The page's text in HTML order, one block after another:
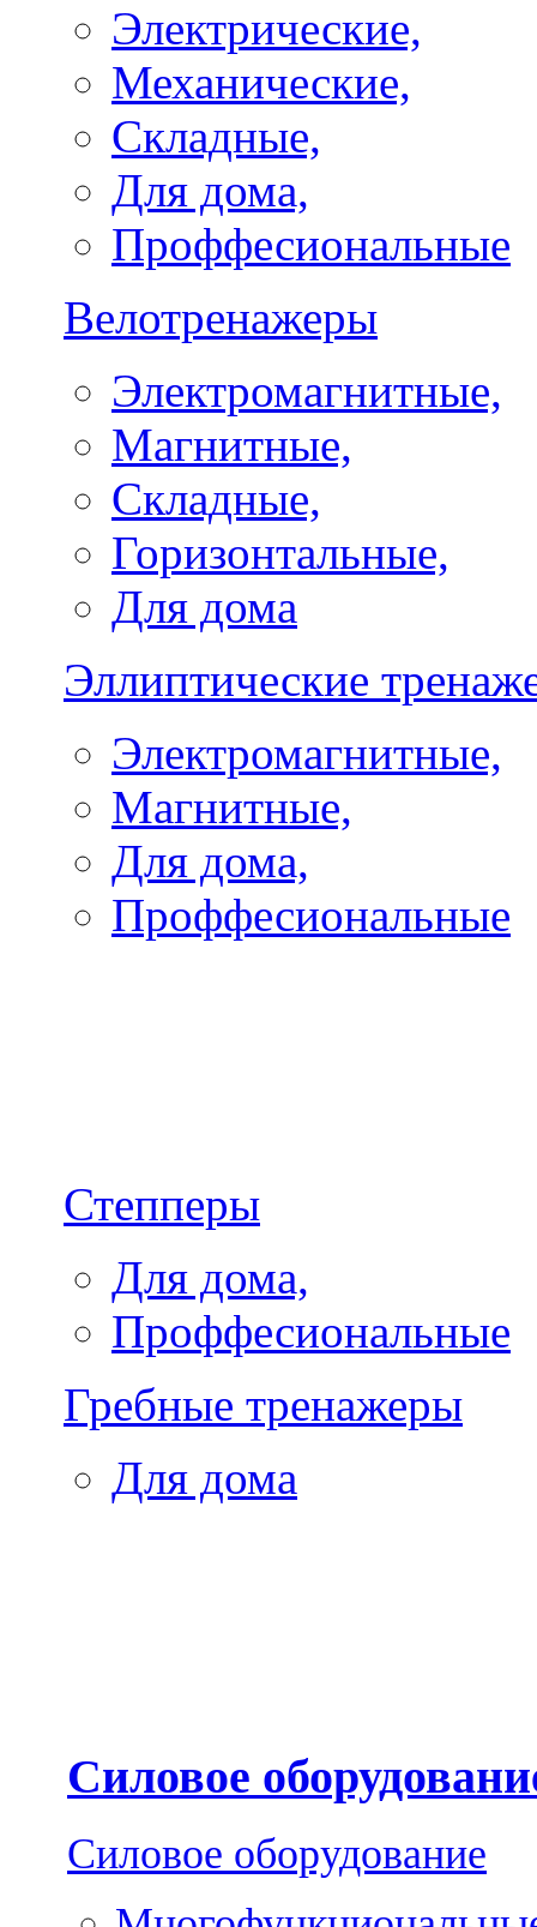
Электрические,
Механические,
Складные,
Для дома,
Проффесиональные
Велотренажеры
Электромагнитные,
Магнитные,
Складные,
Горизонтальные,
Для дома
Эллиптические
Электромагнитные,
Магнитные,
Для дома,
Проффесиональные
Степперы
Для дома,
Проффесиональные
Гребные тренажеры
Для дома
Силовое
Силовое оборудование